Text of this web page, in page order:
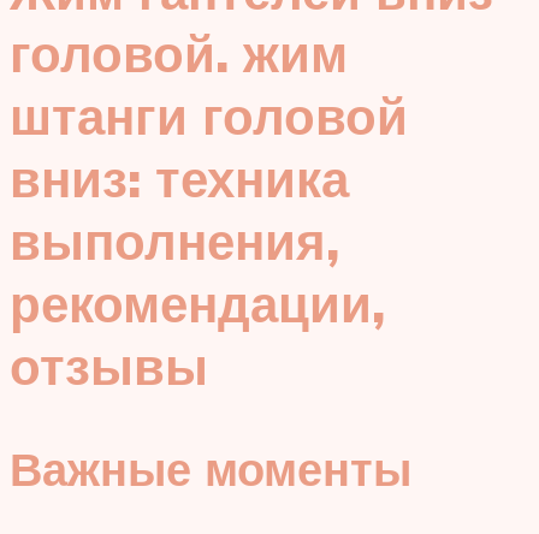
головой. жим
штанги головой
вниз: техника
выполнения,
рекомендации,
отзывы
Важные моменты